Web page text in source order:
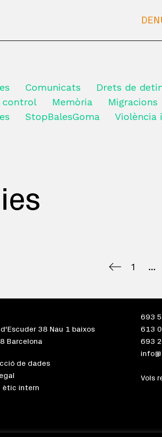
Comunicats Drets de
control
Memòria Migracions
StopBalesGoma Violència
1
d'Escuder 38 Nau 1 baixos
Barcelona
de dades
ètic intern
693
613
693
Vols